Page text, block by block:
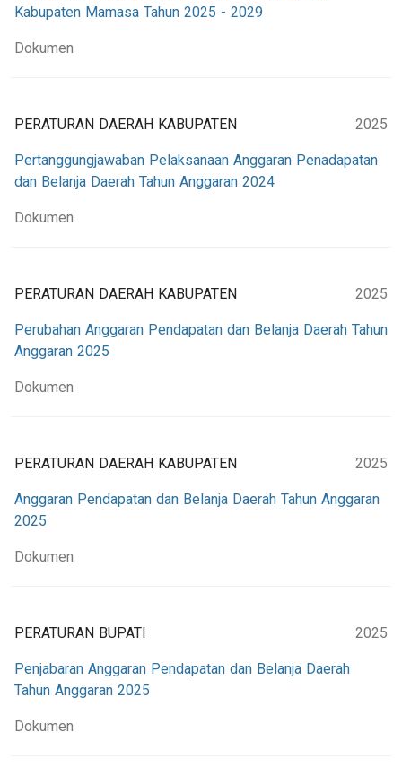
Kabupaten Mamasa Tahun 2025 - 2029
Dokumen
PERATURAN DAERAH KABUPATEN 2025
Pertanggungjawaban Pelaksanaan Anggaran Penadapatan
dan Belanja Daerah Tahun Anggaran 2024
Dokumen
PERATURAN DAERAH KABUPATEN 2025
Perubahan Anggaran Pendapatan dan Belanja Daerah Tahun
Anggaran 2025
Dokumen
PERATURAN DAERAH KABUPATEN 2025
Anggaran Pendapatan dan Belanja Daerah Tahun Anggaran
2025
Dokumen
PERATURAN BUPATI 2025
Penjabaran Anggaran Pendapatan dan Belanja Daerah
Tahun Anggaran 2025
Dokumen